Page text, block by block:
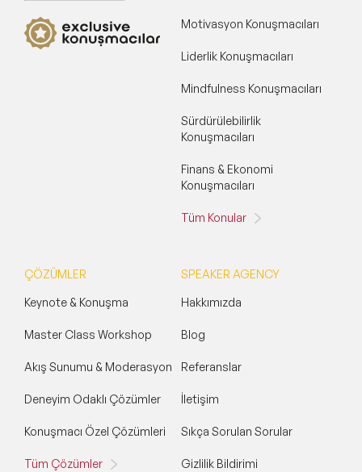
Motivasyon Konuşmacıları
Liderlik Konuşmacıları
Mindfulness Konuşmacıları
Sürdürülebilirlik
Konuşmacıları
Finans & Ekonomi
Konuşmacıları
Tüm Konular
ÇÖZÜMLER
Keynote & Konuşma
Master Class Workshop
Akış Sunumu & Moderasyon
Deneyim Odaklı Çözümler
Konuşmacı Özel Çözümleri
Tüm Çözümler
SPEAKER AGENCY
Hakkımızda
Blog
Referanslar
İletişim
Sıkça Sorulan Sorular
Gizlilik Bildirimi